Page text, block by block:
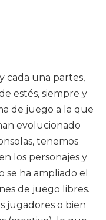
cada una partes,
estés, siempre y
de juego a la que
evolucionado
tenemos
los personajes y
se ha ampliado el
de juego libres.
jugadores o bien